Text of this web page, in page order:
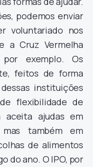
podemos enviar
voluntariado nos
a Cruz Vermelha
exemplo. Os
feitos de forma
instituições
flexibilidade de
aceita ajudas em
também em
de alimentos
do ano. O IPO, por